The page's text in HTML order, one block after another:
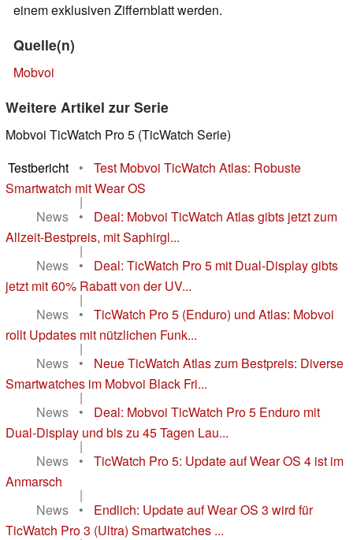
einem exklusiven Ziffernblatt werden.
Quelle(n)
Mobvoi
Weitere Artikel zur Serie
Mobvoi TicWatch Pro 5 (TicWatch Serie)
Testbericht
•
Test Mobvoi TicWatch Atlas: Robuste
Smartwatch mit Wear OS
|
News
•
Deal: Mobvoi TicWatch Atlas gibts jetzt zum
Allzeit-Bestpreis, mit Saphirgl...
|
News
•
Deal: TicWatch Pro 5 mit Dual-Display gibts
jetzt mit 60% Rabatt von der UV...
|
News
•
TicWatch Pro 5 (Enduro) und Atlas: Mobvoi
rollt Updates mit nützlichen Funk...
|
News
•
Neue TicWatch Atlas zum Bestpreis: Diverse
Smartwatches im Mobvoi Black Fri...
|
News
•
Deal: Mobvoi TicWatch Pro 5 Enduro mit
Dual-Display und bis zu 45 Tagen Lau...
|
News
•
TicWatch Pro 5: Update auf Wear OS 4 ist im
Anmarsch
|
News
•
Endlich: Update auf Wear OS 3 wird für
TicWatch Pro 3 (Ultra) Smartwatches ...